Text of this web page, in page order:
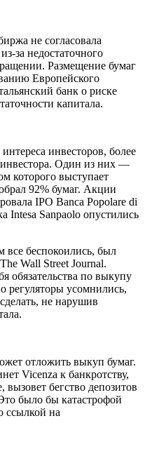
не согласовала
за недостаточного
Размещение бумаг
Европейского
банк о риске
капитала.
инвесторов, более
Один из них —
которого выступает
92% бумаг. Акции
IPO Banca Popolare di
Intesa Sanpaоlo опустились
все беспокоились, был
Wall Street Journal.
обязательства по выкупу
регуляторы усомнились,
не нарушив
отложить выкуп бумаг.
Vicenza к банкротству,
вызовет бегство депозитов
было бы катастрофой
ссылкой на